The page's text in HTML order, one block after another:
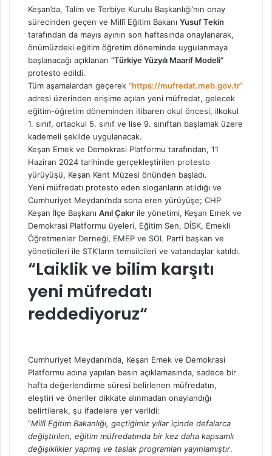
göndermek
Keşan’da, Talim ve Terbiye Kurulu Başkanlığı’nın onay
sürecinden geçen ve Millî Eğitim Bakanı Yusuf Tekin
tarafından da mayıs ayının son haftasında onaylanarak,
önümüzdeki eğitim öğretim döneminde uygulanmaya
başlanacağı açıklanan “Türkiye Yüzyılı Maarif Modeli”
protesto edildi.
Tüm aşamalardan geçerek “https://mufredat.meb.gov.tr”
adresi üzerinden erişime açılan yeni müfredat, gelecek
eğitim-öğretim döneminden itibaren okul öncesi, ilkokul
1. sınıf, ortaokul 5. sınıf ve lise 9. sınıftan başlamak üzere
kademeli şekilde uygulanacak.
Keşan Emek ve Demokrasi Platformu tarafından, 11
Haziran 2024 tarihinde gerçekleştirilen protesto
yürüyüşü, Keşan Kent Müzesi önünden başladı.
Yeni müfredatı protesto eden sloganların atıldığı ve
Cumhuriyet Meydanı’nda sona eren yürüyüşe; CHP
Keşan İlçe Başkanı Anıl Çakır ile yönetimi, Keşan Emek ve
Demokrasi Platformu üyeleri, Eğitim Sen, DİSK, Emekli
Öğretmenler Derneği, EMEP ve SOL Parti başkan ve
yöneticileri ile STK’ların temsilcileri ve vatandaşlar katıldı.
“Laiklik ve bilim karşıtı
yeni müfredatı
reddediyoruz“
Cumhuriyet Meydanı’nda, Keşan Emek ve Demokrasi
Platformu adına yapılan basın açıklamasında, sadece bir
hafta değerlendirme süresi belirlenen müfredatın,
eleştiri ve öneriler dikkate alınmadan onaylandığı
belirtilerek, şu ifadelere yer verildi:
“Millî Eğitim Bakanlığı, geçtiğimiz yıllar içinde defalarca
değiştirilen, eğitim müfredatında bir kez daha kapsamlı
değişiklikler yapmış ve taslak programları yayınlamıştır.